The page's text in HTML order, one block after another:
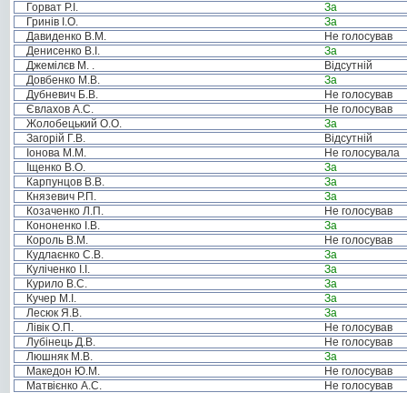
Горват Р.І.
За
Гринів І.О.
За
Давиденко В.М.
Не голосував
Денисенко В.І.
За
Джемілєв М. .
Відсутній
Довбенко М.В.
За
Дубневич Б.В.
Не голосував
Євлахов А.С.
Не голосував
Жолобецький О.О.
За
Загорій Г.В.
Відсутній
Іонова М.М.
Не голосувала
Іщенко В.О.
За
Карпунцов В.В.
За
Князевич Р.П.
За
Козаченко Л.П.
Не голосував
Кононенко І.В.
За
Король В.М.
Не голосував
Кудлаєнко С.В.
За
Куліченко І.І.
За
Курило В.С.
За
Кучер М.І.
За
Лесюк Я.В.
За
Лівік О.П.
Не голосував
Лубінець Д.В.
Не голосував
Люшняк М.В.
За
Македон Ю.М.
Не голосував
Матвієнко А.С.
Не голосував